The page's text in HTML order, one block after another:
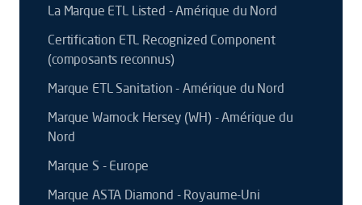
La Marque ETL Listed - Amérique du Nord
Certification ETL Recognized Component
(composants reconnus)
Marque ETL Sanitation - Amérique du Nord
Marque Warnock Hersey (WH) - Amérique du
Nord
Marque S - Europe
Marque ASTA Diamond - Royaume-Uni